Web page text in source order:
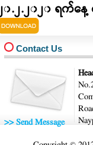
၂၀.၂.၂၀၂၀ ရက်နေ့
latest_no.pdf
Contact Us
>> Send Message